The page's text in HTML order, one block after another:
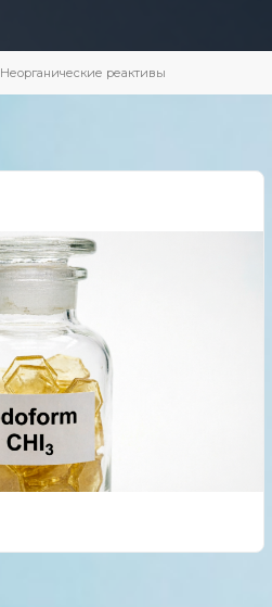
Неорганические реактивы